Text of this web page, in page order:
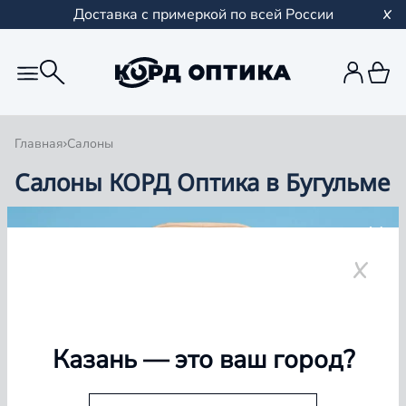
Доставка с примеркой по всей России
Главная Салоны
Салоны КОРД Оптика в Бугульме
Группа компаний «Корд Оптика» - это более 100
Казань— это ваш город?